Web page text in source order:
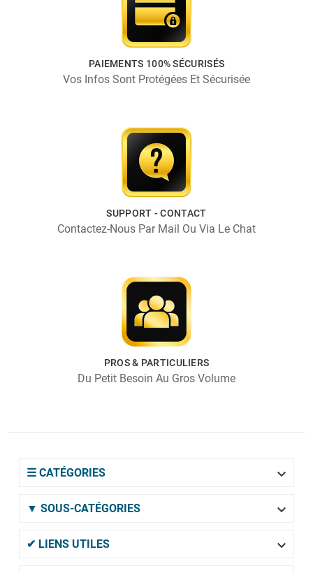
PAIEMENTS 100% SÉCURISÉS
Vos Infos Sont Protégées Et Sécurisée
SUPPORT - CONTACT
Contactez-Nous Par Mail Ou Via Le Chat
PROS & PARTICULIERS
Du Petit Besoin Au Gros Volume
☰ CATÉGORIES 
▼ SOUS-CATÉGORIES 
✔ LIENS UTILES 